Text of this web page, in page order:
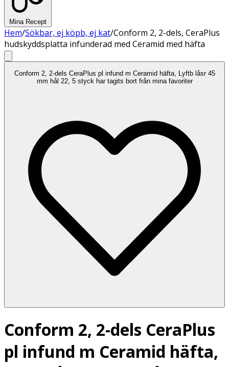
Mina Recept
Hem/Sökbar, ej köpb, ej kat/Conform 2, 2-dels, CeraPlus
hudskyddsplatta infunderad med Ceramid med häfta
Conform 2, 2-dels CeraPlus pl infund m Ceramid häfta, Lyftb låsr 45
mm hål 22, 5 styck har tagits bort från mina favoriter
Conform 2, 2-dels CeraPlus
pl infund m Ceramid häfta,